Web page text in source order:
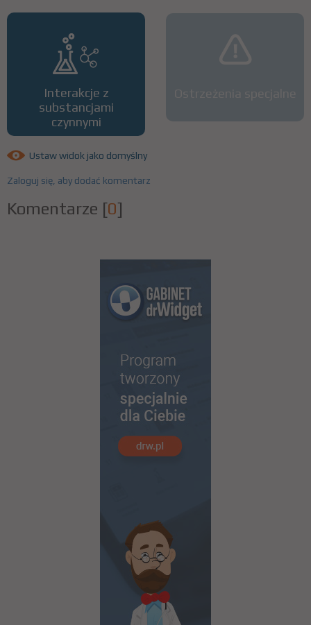
Interakcje z
substancjami
czynnymi
Ustaw widok jako domyślny
Zaloguj się, aby dodać komentarz
Komentarze [0]